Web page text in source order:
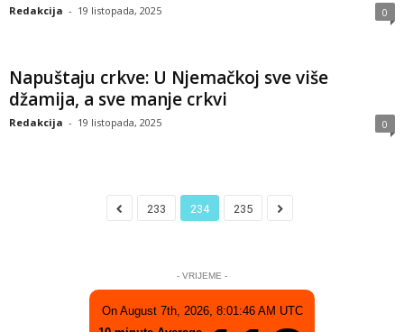
Redakcija - 19 listopada, 2025 0
Napuštaju crkve: U Njemačkoj sve više
džamija, a sve manje crkvi
Redakcija - 19 listopada, 2025 0
233 234 235
- VRIJEME -
On August 7th, 2026, 8:01:46 AM UTC